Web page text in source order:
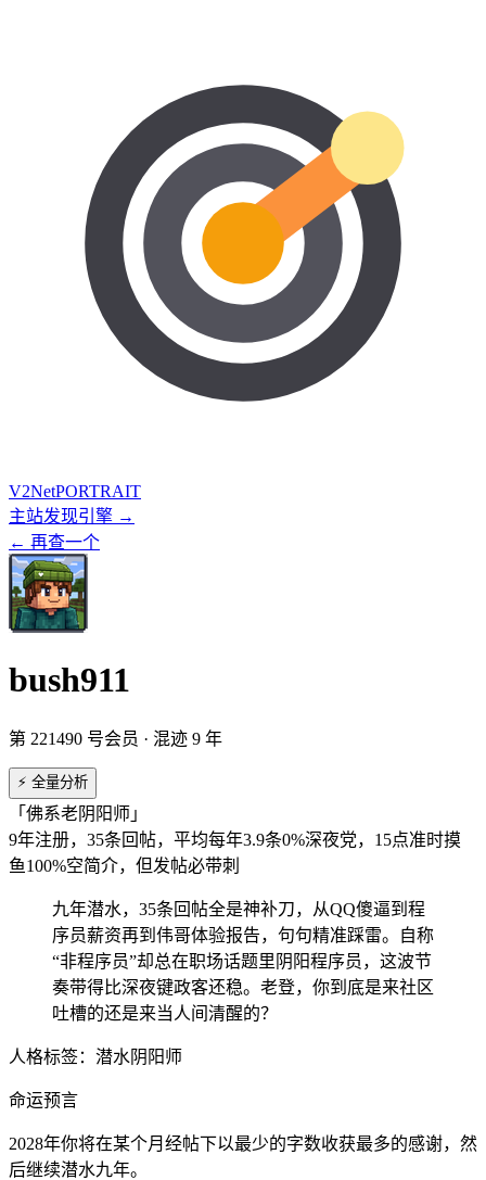
V2NetPORTRAIT
主站发现引擎 →
← 再查一个
bush911
第 221490 号会员 · 混迹 9 年
⚡ 全量分析
「佛系老阴阳师」
9年注册，35条回帖，平均每年3.9条0%深夜党，15点准时摸
鱼100%空简介，但发帖必带刺
九年潜水，35条回帖全是神补刀，从QQ傻逼到程
序员薪资再到伟哥体验报告，句句精准踩雷。自称
“非程序员”却总在职场话题里阴阳程序员，这波节
奏带得比深夜键政客还稳。老登，你到底是来社区
吐槽的还是来当人间清醒的？
人格标签： 潜水阴阳师
命运预言
2028年你将在某个月经帖下以最少的字数收获最多的感谢，然
后继续潜水九年。